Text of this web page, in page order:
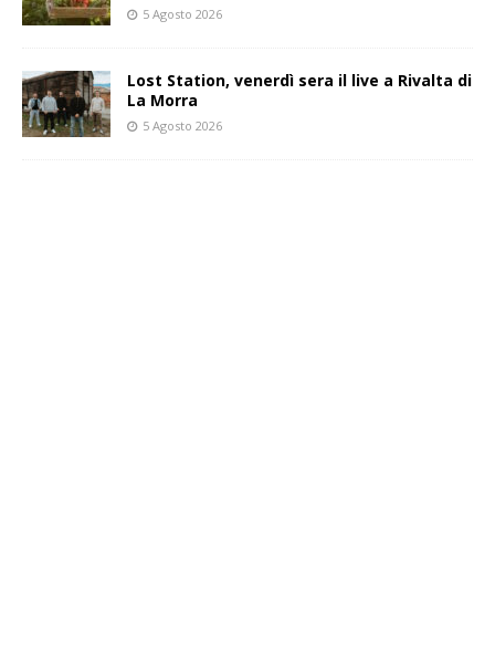
5 Agosto 2026
Lost Station, venerdì sera il live a Rivalta di
La Morra
5 Agosto 2026